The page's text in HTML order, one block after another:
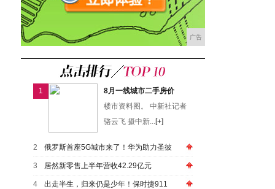
广告
1
8月一线城市二手房价
楼市资料图。 中新社记者
骆云飞 摄中新...[+]
2 俄罗斯首座5G城市来了！华为助力圣彼
3 居然新零售上半年营收42.29亿元
4 出走半生，归来仍是少年！保时捷911